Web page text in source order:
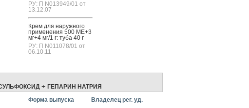
РУ: П N013949/01 от
13.12.07
Крем для на­руж­но­го
при­мене­ния 500 МЕ+3
мг+4 мг/1 г: ту­ба 40 г
РУ: П N011078/01 от
06.10.11
+ ГЕПАРИН НАТРИЯ
Форма выпуска Владелец рег. уд.